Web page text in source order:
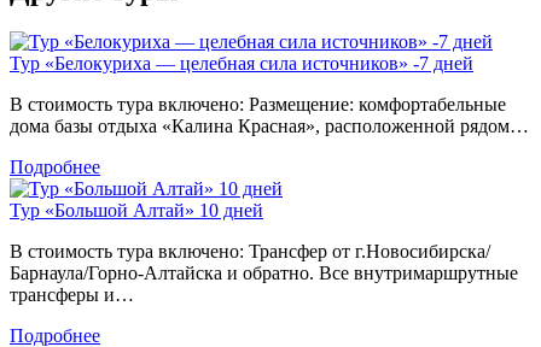
Тур «Белокуриха — целебная сила источников» -7 дней
В стоимость тура включено: Размещение: комфортабельные
дома базы отдыха «Калина Красная», расположенной рядом…
Подробнее
Тур «Большой Алтай» 10 дней
В стоимость тура включено: Трансфер от г.Новосибирска/
Барнаула/Горно-Алтайска и обратно. Все внутримаршрутные
трансферы и…
Подробнее